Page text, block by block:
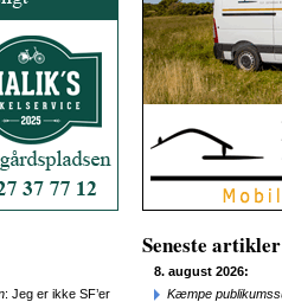
: Jeg er ikke SF’er
Seneste artikler
8. august 2026:
Kæmpe